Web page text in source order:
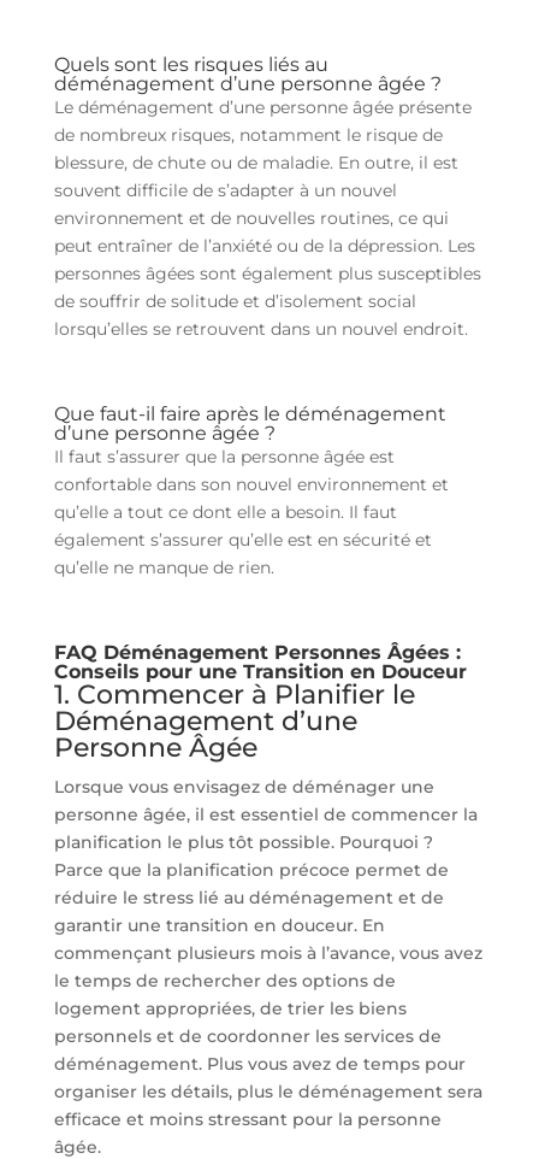
Quels sont les risques liés au
déménagement d’une personne âgée ?
Le déménagement d’une personne âgée présente
de nombreux risques, notamment le risque de
blessure, de chute ou de maladie. En outre, il est
souvent difficile de s’adapter à un nouvel
environnement et de nouvelles routines, ce qui
peut entraîner de l’anxiété ou de la dépression. Les
personnes âgées sont également plus susceptibles
de souffrir de solitude et d’isolement social
lorsqu’elles se retrouvent dans un nouvel endroit.
Que faut-il faire après le déménagement
d’une personne âgée ?
Il faut s’assurer que la personne âgée est
confortable dans son nouvel environnement et
qu’elle a tout ce dont elle a besoin. Il faut
également s’assurer qu’elle est en sécurité et
qu’elle ne manque de rien.
FAQ Déménagement Personnes Âgées :
Conseils pour une Transition en Douceur
1. Commencer à Planifier le
Déménagement d’une
Personne Âgée
Lorsque vous envisagez de déménager une
personne âgée, il est essentiel de commencer la
planification le plus tôt possible. Pourquoi ?
Parce que la planification précoce permet de
réduire le stress lié au déménagement et de
garantir une transition en douceur. En
commençant plusieurs mois à l’avance, vous avez
le temps de rechercher des options de
logement appropriées, de trier les biens
personnels et de coordonner les services de
déménagement. Plus vous avez de temps pour
organiser les détails, plus le déménagement sera
efficace et moins stressant pour la personne
âgée.